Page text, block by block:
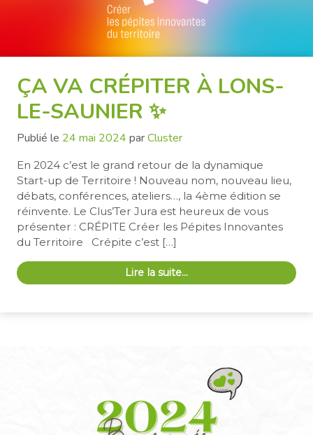
ÇA VA CRÉPITER À LONS-
LE-SAUNIER ✨
Publié le 24 mai 2024 parCluster
En 2024 c’est le grand retour de la dynamique
Start-up de Territoire ! Nouveau nom, nouveau lieu,
débats, conférences, ateliers…, la 4ème édition se
réinvente. Le Clus’Ter Jura est heureux de vous
présenter : CRÉPITE Créer les Pépites Innovantes
du Territoire Crépite c’est […]
Lire la suite…